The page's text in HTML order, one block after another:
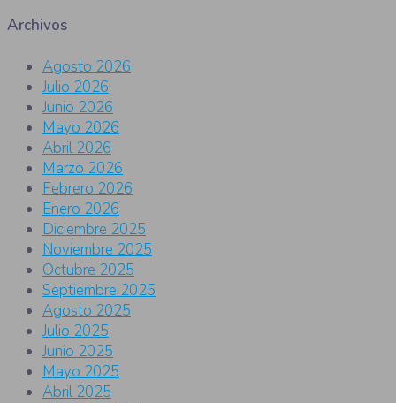
Archivos
Agosto 2026
Julio 2026
Junio 2026
Mayo 2026
Abril 2026
Marzo 2026
Febrero 2026
Enero 2026
Diciembre 2025
Noviembre 2025
Octubre 2025
Septiembre 2025
Agosto 2025
Julio 2025
Junio 2025
Mayo 2025
Abril 2025